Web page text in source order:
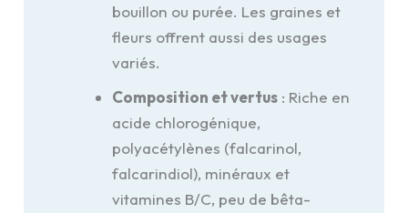
bouillon ou purée. Les graines et
fleurs offrent aussi des usages
variés.
Composition et vertus: Riche en
acide chlorogénique,
polyacétylènes (falcarinol,
falcarindiol), minéraux et
vitamines B/C, peu de bêta-